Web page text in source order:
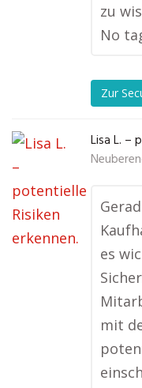
zu
No
Zur
Lisa L. –
es
mit